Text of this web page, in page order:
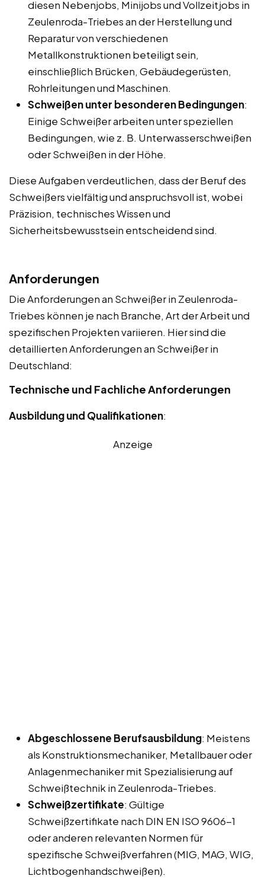
diesen Nebenjobs, Minijobs und Vollzeitjobs in
Zeulenroda-Triebes an der Herstellung und
Reparatur von verschiedenen
Metallkonstruktionen beteiligt sein,
einschließlich Brücken, Gebäudegerüsten,
Rohrleitungen und Maschinen.
Schweißen unter besonderen Bedingungen:
Einige Schweißer arbeiten unter speziellen
Bedingungen, wie z. B. Unterwasserschweißen
oder Schweißen in der Höhe.
Diese Aufgaben verdeutlichen, dass der Beruf des
Schweißers vielfältig und anspruchsvoll ist, wobei
Präzision, technisches Wissen und
Sicherheitsbewusstsein entscheidend sind.
Anforderungen
Die Anforderungen an Schweißer in Zeulenroda-
Triebes können je nach Branche, Art der Arbeit und
spezifischen Projekten variieren. Hier sind die
detaillierten Anforderungen an Schweißer in
Deutschland:
Technische und Fachliche Anforderungen
Ausbildung und Qualifikationen:
Anzeige
Abgeschlossene Berufsausbildung: Meistens
als Konstruktionsmechaniker, Metallbauer oder
Anlagenmechaniker mit Spezialisierung auf
Schweißtechnik in Zeulenroda-Triebes.
Schweißzertifikate: Gültige
Schweißzertifikate nach DIN EN ISO 9606-1
oder anderen relevanten Normen für
spezifische Schweißverfahren (MIG, MAG, WIG,
Lichtbogenhandschweißen).